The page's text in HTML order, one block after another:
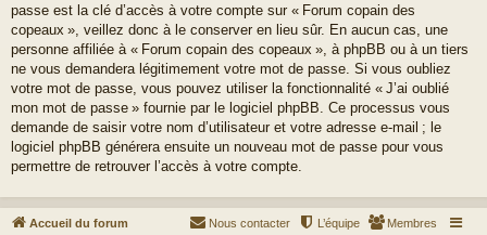
passe est la clé d’accès à votre compte sur « Forum copain des
copeaux », veillez donc à le conserver en lieu sûr. En aucun cas, une
personne affiliée à « Forum copain des copeaux », à phpBB ou à un tiers
ne vous demandera légitimement votre mot de passe. Si vous oubliez
votre mot de passe, vous pouvez utiliser la fonctionnalité « J’ai oublié
mon mot de passe » fournie par le logiciel phpBB. Ce processus vous
demande de saisir votre nom d’utilisateur et votre adresse e-mail ; le
logiciel phpBB générera ensuite un nouveau mot de passe pour vous
permettre de retrouver l’accès à votre compte.
Accueil du forum Membres
L’équipe
Nous contacter